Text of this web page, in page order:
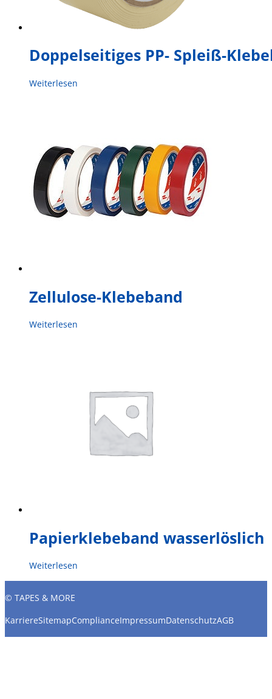
Doppelseitiges PP- Spleiß-
Weiterlesen
Zellulose-Klebeband
Weiterlesen
Papierklebeband wasserlöslich
Weiterlesen
© TAPES & MORE
KarriereSitemapComplianceImpressumDatenschutzAGB